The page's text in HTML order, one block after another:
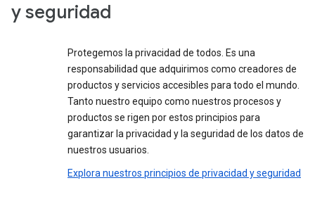
y seguridad
Protegemos la privacidad de todos. Es una
responsabilidad que adquirimos como creadores de
productos y servicios accesibles para todo el mundo.
Tanto nuestro equipo como nuestros procesos y
productos se rigen por estos principios para
garantizar la privacidad y la seguridad de los datos de
nuestros usuarios.
Explora nuestros principios de privacidad y seguridad